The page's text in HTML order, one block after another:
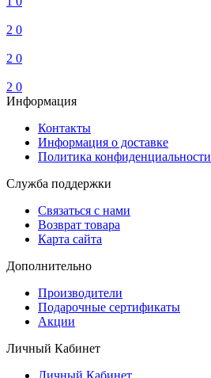
2 0
2 0
2 0
Информация
Контакты
Информация о доставке
Политика конфиденциальности
Служба поддержки
Связаться с нами
Возврат товара
Карта сайта
Дополнительно
Производители
Подарочные сертификаты
Акции
Личный Кабинет
Личный Кабинет